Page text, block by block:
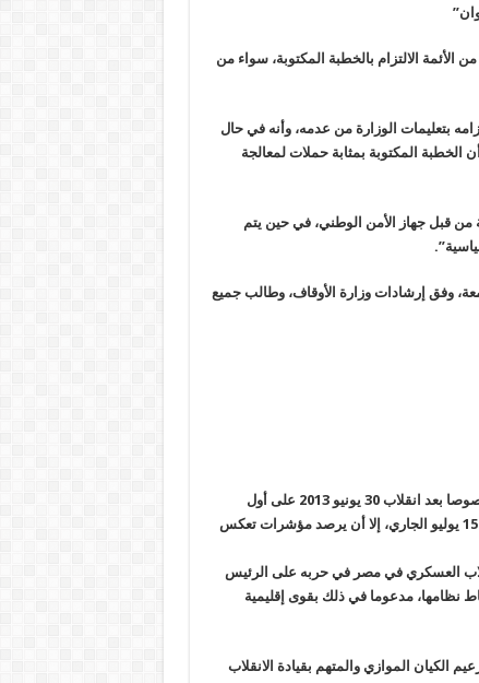
الالتزام بالخطبة المكتوبة، سواء من
بتعليمات الوزارة من عدمه، وأنه في حال
الخطبة المكتوبة بمثابة حملات لمعالجة
من قبل جهاز الأمن الوطني، في حين يتم
وفق إرشادات وزارة الأوقاف، وطالب جميع
لا يسع الباحث أو المحلل لطبيعة العلاقات المعقدة بين القاهرة وأنقرة خصوصا بعد انقلاب 30 يونيو 2013 على أول
الكيان الموازي” في تركيا في 15 يوليو الجاري، إلا أن يرصد مؤشرات تعكس
الانقلاب العسكري في مصر في حربه على الرئيس
نظامها، مدعوما في ذلك بقوى إقليمية
الموازي والمتهم بقيادة الانقلاب